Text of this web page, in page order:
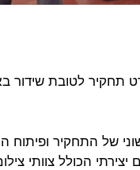
לטובת שידור
התחקיר ופיתוח
הכולל צוותי